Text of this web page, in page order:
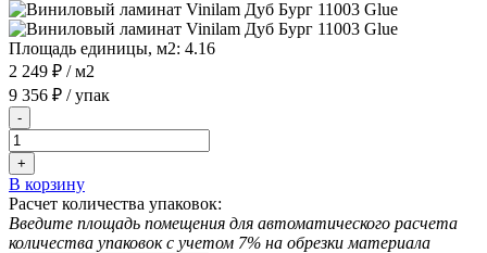
Площадь единицы, м2: 4.16
2 249 ₽ / м2
9 356 ₽ / упак
-
+
В корзину
Расчет количества упаковок:
Введите площадь помещения для автоматического расчета
количества упаковок с учетом 7% на обрезки материала